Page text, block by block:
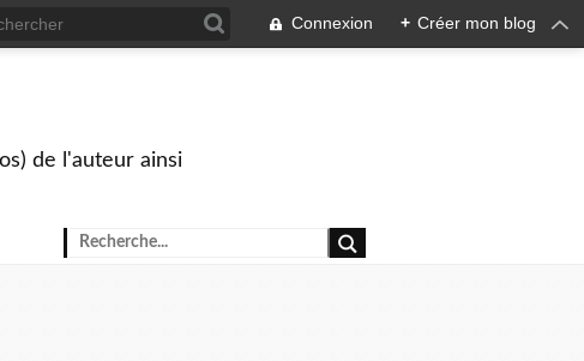
Connexion + Créer mon blog
de l'auteur ainsi